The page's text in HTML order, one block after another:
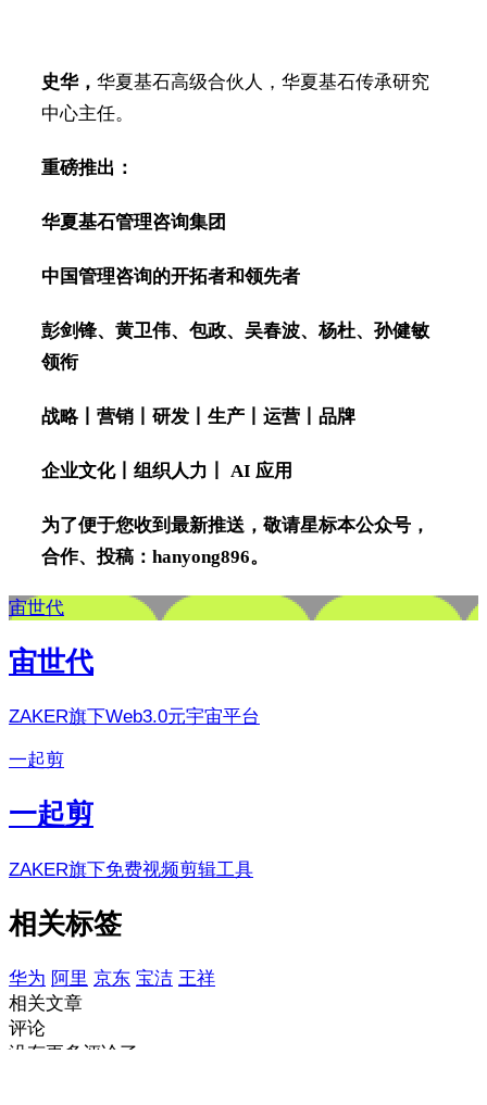
史华， 华夏基石高级合伙人，华夏基石传承研究
中心主任。
重磅推出：
华夏基石管理咨询集团
中国管理咨询的开拓者和领先者
彭剑锋、黄卫伟、包政、吴春波、杨杜、孙健敏
领衔
战略丨营销丨研发丨生产丨运营丨品牌
企业文化丨组织人力丨 AI 应用
为了便于您收到最新推送，敬请星标本公众号，
合作、投稿：hanyong896。
宙世代
宙世代
ZAKER旗下Web3.0元宇宙平台
一起剪
一起剪
ZAKER旗下免费视频剪辑工具
相关标签
华为 阿里 京东 宝洁 王祥
相关文章
评论
没有更多评论了